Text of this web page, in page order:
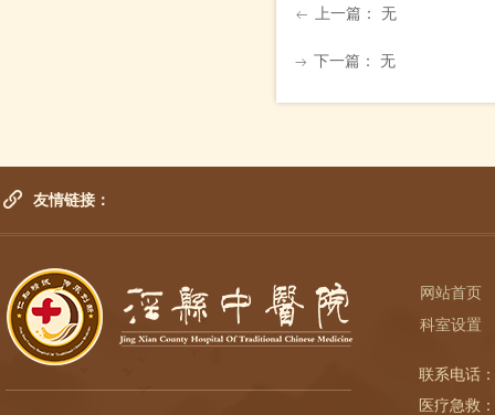
ꂃ 上一篇： 无
ꁹ 下一篇： 无
科室设置
联系电
医疗急
友情链接：
网站首页